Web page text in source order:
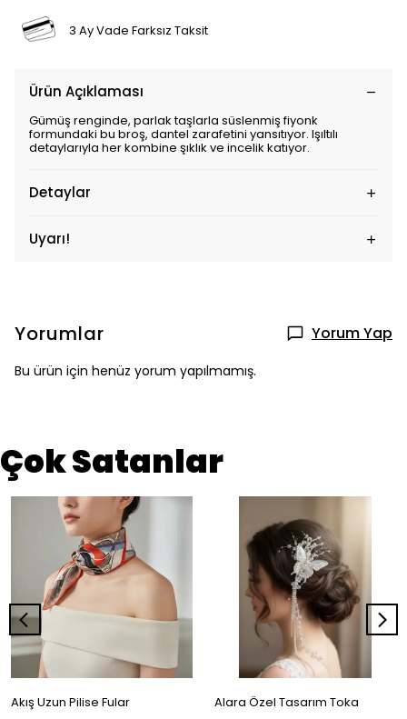
3 Ay Vade Farksız Taksit
Ürün Açıklaması
Gümüş renginde, parlak taşlarla süslenmiş fiyonk
formundaki bu broş, dantel zarafetini yansıtıyor. Işıltılı
detaylarıyla her kombine şıklık ve incelik katıyor.
Detaylar
Uyarı!
Yorumlar Yorum Yap
Bu ürün için henüz yorum yapılmamış.
Çok Satanlar
Akış Uzun Pilise Fular Alara Özel Tasarım Toka